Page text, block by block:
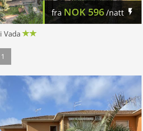
fra NOK 596/natt
Vada
1